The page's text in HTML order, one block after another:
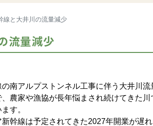
線と大井川の流量減少
流量減少
南アルプストンネル工事に伴う大井川流
農家や漁協が長年悩まされ続けてきた
す。
幹線は予定されてきた2027年開業が遅